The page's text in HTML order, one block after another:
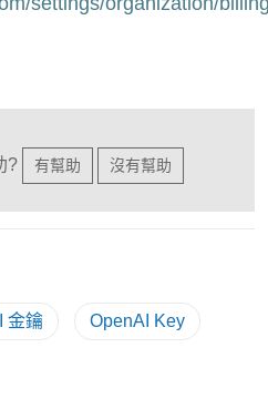
? 有幫助 沒有幫助
金鑰 OpenAI Key